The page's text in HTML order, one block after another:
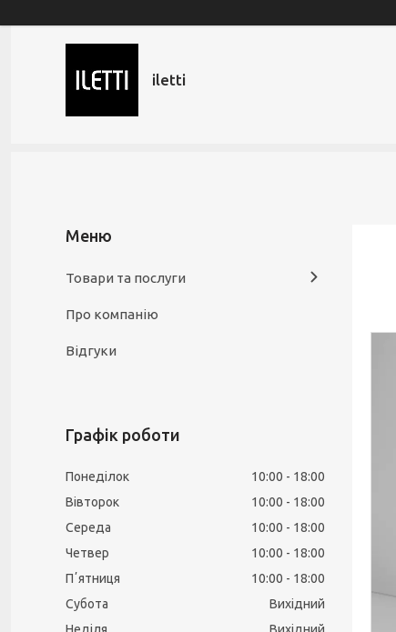
iletti
Товари та послуги
Про компанію
Відгуки
Графік роботи
Понеділок 10:00
18:00
Вівторок
10:00
18:00
Середа
10:00
18:00
Четвер
10:00
18:00
Пʼятниця
10:00
18:00
Субота
Вихідний